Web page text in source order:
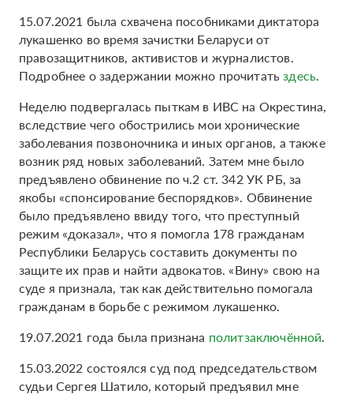
15.07.2021 была схвачена пособниками диктатора
лукашенко во время зачистки Беларуси от
правозащитников, активистов и журналистов.
Подробнее о задержании можно прочитатьздесь.
Неделю подвергалась пыткам в ИВС на Окрестина,
вследствие чего обострились мои хронические
заболевания позвоночника и иных органов, а также
возник ряд новых заболеваний. Затем мне было
предъявлено обвинение по ч.2 ст. 342 УК РБ, за
якобы «спонсирование беспорядков». Обвинение
было предъявлено ввиду того, что преступный
режим «доказал», что я помогла 178 гражданам
Республики Беларусь составить документы по
защите их прав и найти адвокатов. «Вину» свою на
суде я признала, так как действительно помогала
гражданам в борьбе с режимом лукашенко.
19.07.2021 года была признана политзаключённой.
15.03.2022 состоялся суд под председательством
судьи Сергея Шатило, который предъявил мне